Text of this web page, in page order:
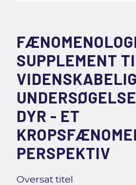
SUPPLEMENT
DYR - ET
PERSPEKTIV
Oversat titel